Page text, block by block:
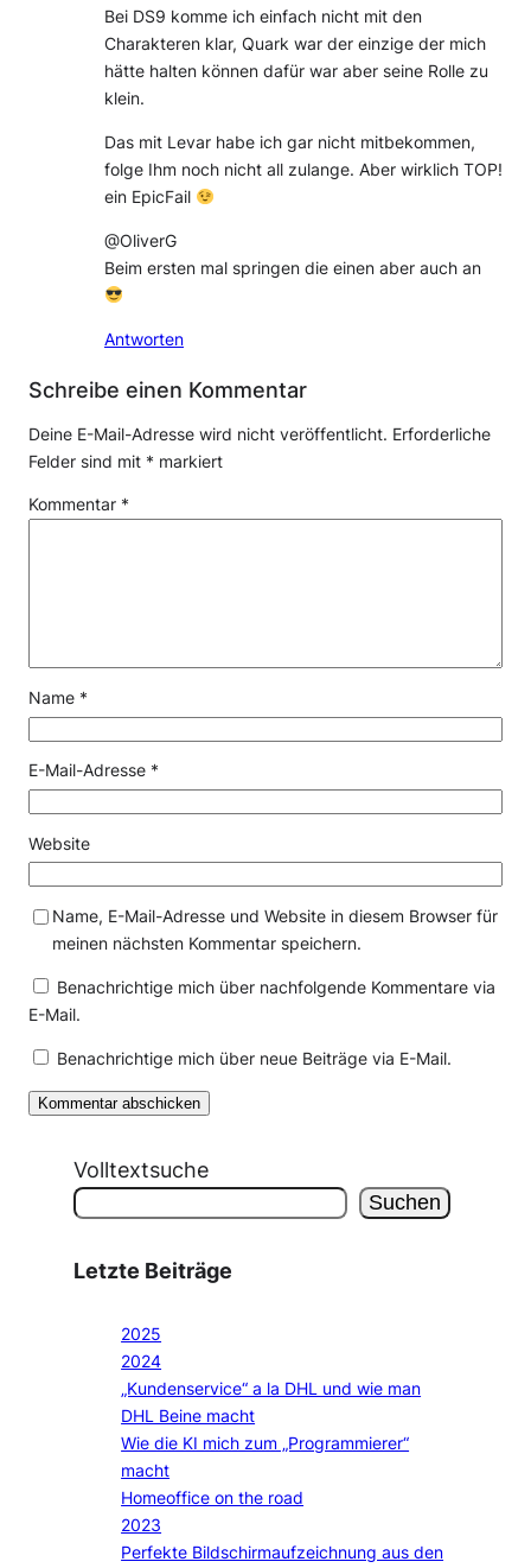
Bei DS9 komme ich einfach nicht mit den
Charakteren klar, Quark war der einzige der mich
hätte halten können dafür war aber seine Rolle zu
klein.
Das mit Levar habe ich gar nicht mitbekommen,
folge Ihm noch nicht all zulange. Aber wirklich TOP!
ein EpicFail
@OliverG
Beim ersten mal springen die einen aber auch an
Antworten
Schreibe einen Kommentar
Deine E-Mail-Adresse wird nicht veröffentlicht. Erforderliche
Felder sind mit * markiert
Kommentar *
Name *
E-Mail-Adresse *
Website
Name, E-Mail-Adresse und Website in diesem Browser für
meinen nächsten Kommentar speichern.
Benachrichtige mich über nachfolgende Kommentare via
E-Mail.
Benachrichtige mich über neue Beiträge via E-Mail.
Volltextsuche
Suchen
Letzte Beiträge
2025
2024
„Kundenservice“ a la DHL und wie man
DHL Beine macht
Wie die KI mich zum „Programmierer“
macht
Homeoffice on the road
2023
Perfekte Bildschirmaufzeichnung aus den